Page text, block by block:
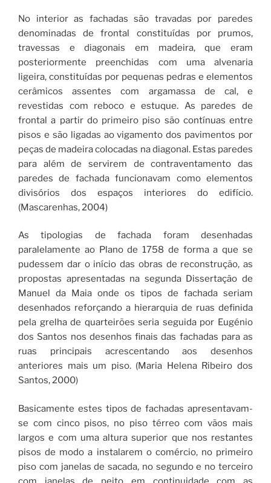
No interior as fachadas são travadas por paredes
denominadas de frontal constituídas por prumos,
travessas e diagonais em madeira, que eram
posteriormente preenchidas com uma alvenaria
ligeira, constituídas por pequenas pedras e elementos
cerâmicos assentes com argamassa de cal, e
revestidas com reboco e estuque. As paredes de
frontal a partir do primeiro piso são contínuas entre
pisos e são ligadas ao vigamento dos pavimentos por
peças de madeira colocadas na diagonal. Estas paredes
para além de servirem de contraventamento das
paredes de fachada funcionavam como elementos
divisórios dos espaços interiores do edifício.
(Mascarenhas, 2004)
As tipologias de fachada foram desenhadas
paralelamente ao Plano de 1758 de forma a que se
pudessem dar o início das obras de reconstrução, as
propostas apresentadas na segunda Dissertação de
Manuel da Maia onde os tipos de fachada seriam
desenhados reforçando a hierarquia de ruas definida
pela grelha de quarteirões seria seguida por Eugénio
dos Santos nos desenhos finais das fachadas para as
ruas principais acrescentando aos desenhos
anteriores mais um piso. (Maria Helena Ribeiro dos
Santos, 2000)
Basicamente estes tipos de fachadas apresentavam-
se com cinco pisos, no piso térreo com vãos mais
largos e com uma altura superior que nos restantes
pisos de modo a instalarem o comércio, no primeiro
piso com janelas de sacada, no segundo e no terceiro